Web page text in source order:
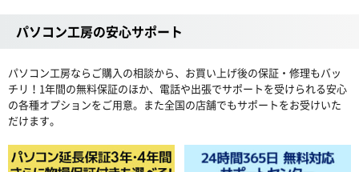
パソコン工房の安心サポート
パソコン工房ならご購入の相談から、お買い上げ後の保証・修理もバッ
チリ！1年間の無料保証のほか、電話や出張でサポートを受けられる安心
の各種オプションをご用意。また全国の店舗でもサポートをお受けいた
だけます。